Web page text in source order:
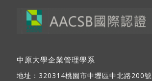
中原大學企業管理學系
地址： 320314桃園市中壢區中北路200號